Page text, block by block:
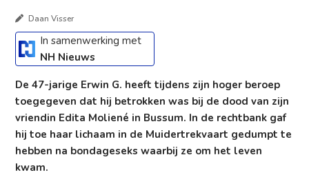
Daan Visser
In samenwerking met
NH Nieuws
De 47-jarige Erwin G. heeft tijdens zijn hoger beroep
toegegeven dat hij betrokken was bij de dood van zijn
vriendin Edita Moliené in Bussum. In de rechtbank gaf
hij toe haar lichaam in de Muidertrekvaart gedumpt te
hebben na bondageseks waarbij ze om het leven
kwam.